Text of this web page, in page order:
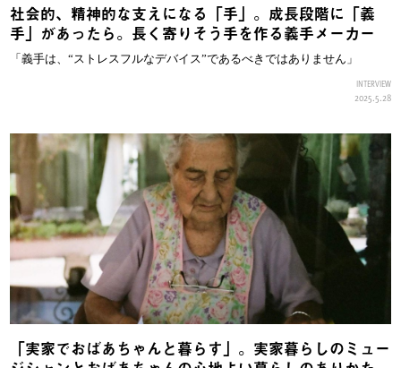
社会的、精神的な支えになる「手」。成長段階に「義
手」があったら。長く寄りそう手を作る義手メーカー
「義手は、“ストレスフルなデバイス”であるべきではありません」
INTERVIEW
2025.5.28
「実家でおばあちゃんと暮らす」。実家暮らしのミュー